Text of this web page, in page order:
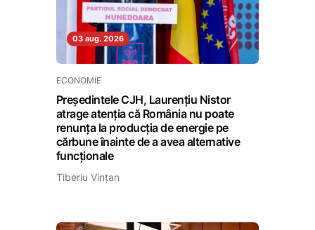
03 aug. 2026
ECONOMIE
Președintele CJH, Laurențiu Nistor
atrage atenția că România nu poate
renunța la producția de energie pe
cărbune înainte de a avea alternative
funcționale
Tiberiu Vințan